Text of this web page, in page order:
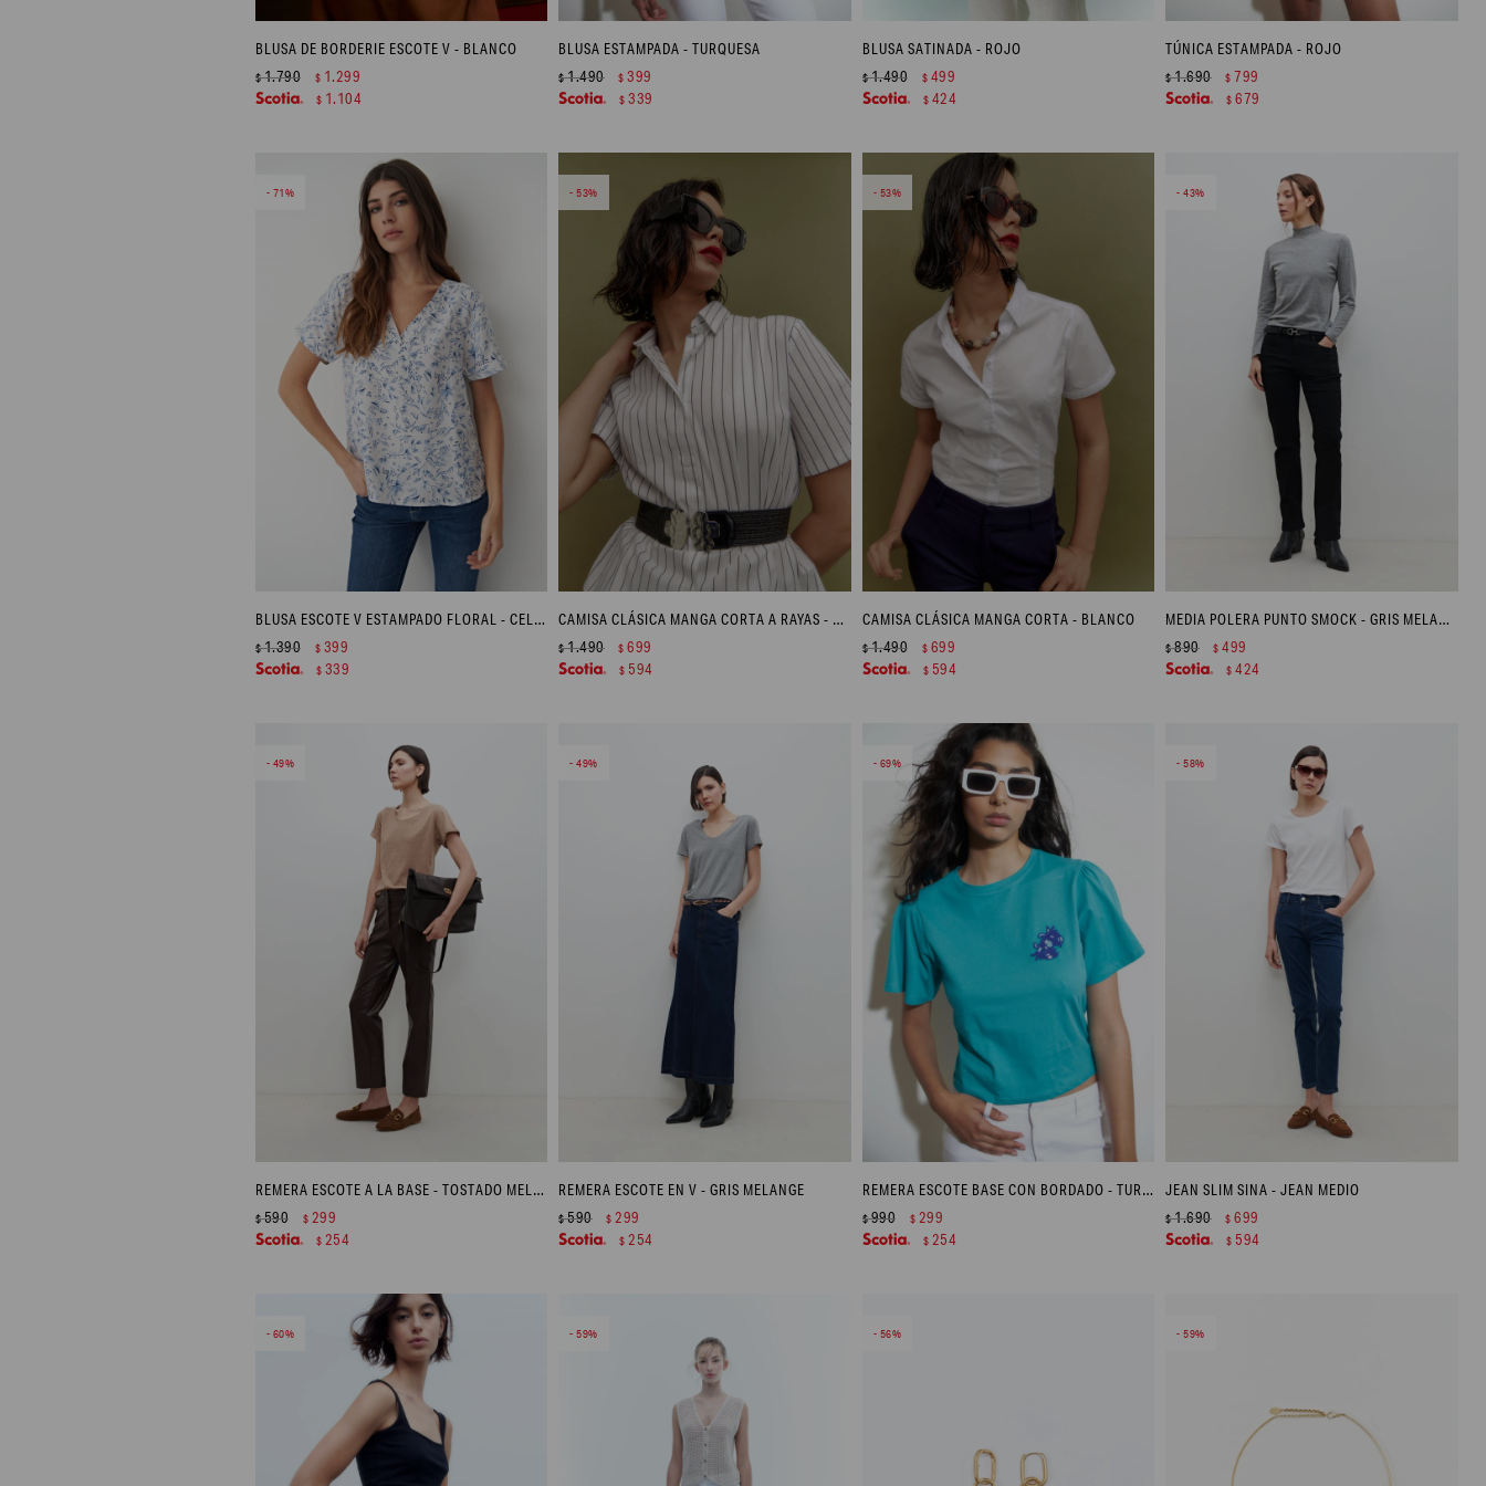
BLUSA DE BORDERIE ESCOTE V - BLANCO
$1.790 $ 1.299
$ 1.104
BLUSA ESTAMPADA - TURQUESA
$1.490 $ 399
$ 339
BLUSA SATINADA - ROJO
$1.490 $ 499
$ 424
TÚNICA ESTAMPADA - ROJO
$1.690 $ 799
$ 679
71
BLUSA ESCOTE V ESTAMPADO FLORAL - CELESTE
$1.390 $ 399
$ 339
53
CAMISA CLÁSICA MANGA CORTA A RAYAS - AZUL MARINO
$1.490 $ 699
$ 594
53
CAMISA CLÁSICA MANGA CORTA - BLANCO
$1.490 $ 699
$ 594
43
MEDIA POLERA PUNTO SMOCK - GRIS MELANGE
$890 $ 499
$ 424
49
REMERA ESCOTE A LA BASE - TOSTADO MELANGE
$590 $ 299
$ 254
49
REMERA ESCOTE EN V - GRIS MELANGE
$590 $ 299
$ 254
69
REMERA ESCOTE BASE CON BORDADO - TURQUESA
$990 $ 299
$ 254
58
JEAN SLIM SINA - JEAN MEDIO
$1.690 $ 699
$ 594
60 59 56 59